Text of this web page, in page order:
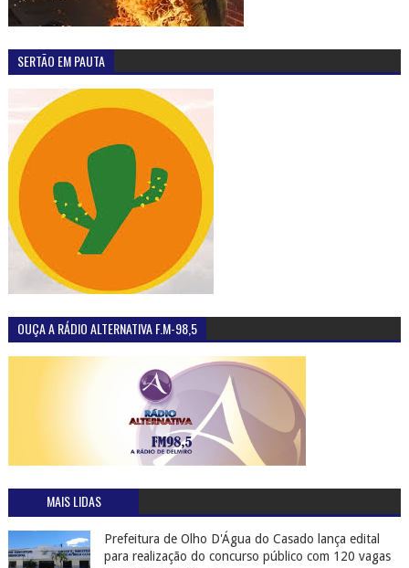
SERTÃO EM PAUTA
OUÇA A RÁDIO ALTERNATIVA F.M-98,5
MAIS LIDAS
Prefeitura de Olho D'Água do Casado lança edital
para realização do concurso público com 120 vagas